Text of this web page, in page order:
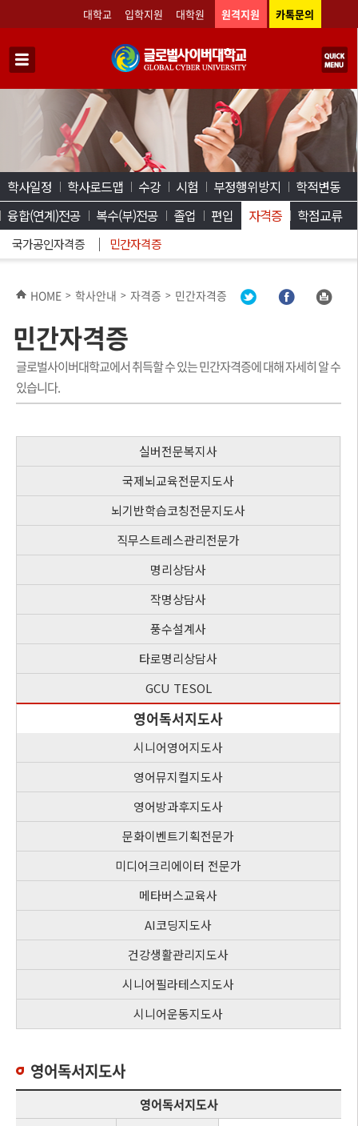
대학교 입학지원 대학원 원격지원 카톡문의
학사일정 학사로드맵 수강 시험 부정행위방지
학적변동
융합(연계)전공
복수(부)전공 졸업 편입 자격증
국가공인자격증 민간자격증
학점교류
HOME > 학사안내 > 자격증 > 민간자격증
민간자격증
글로벌사이버대학교에서 취득할 수 있는 민간자격증에 대해 자세히 알 수
있습니다.
실버전문복지사
국제뇌교육전문지도사
뇌기반학습코칭전문지도사
직무스트레스관리전문가
명리상담사
작명상담사
풍수설계사
타로명리상담사
GCU TESOL
영어독서지도사
시니어영어지도사
영어뮤지컬지도사
영어방과후지도사
문화이벤트기획전문가
미디어크리에이터 전문가
메타버스교육사
AI코딩지도사
건강생활관리지도사
시니어필라테스지도사
시니어운동지도사
영어독서지도사
영어독서지도사